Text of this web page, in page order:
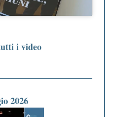
i video
2026